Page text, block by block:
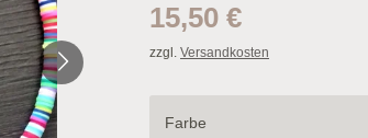
15,50 €
zzgl. Versandkosten
Farbe